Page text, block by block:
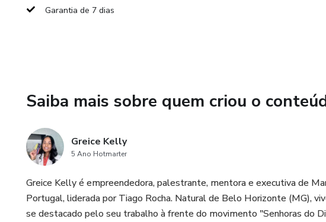
Garantia de 7 dias
Saiba mais sobre quem criou o
Greice Kelly
5 Ano Hotmarter
Greice Kelly é empreendedora, palestrante, mentora e executiva de
Portugal, liderada por Tiago Rocha. Natural de Belo Horizonte (MG),
se destacado pelo seu trabalho à frente do movimento "Senhoras do